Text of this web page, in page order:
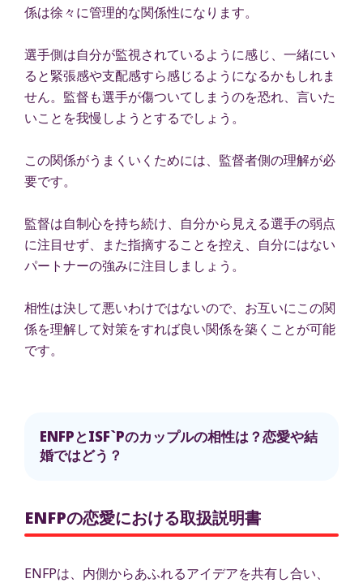
係は徐々に管理的な関係性になります。
選手側は自分が監視されているように感じ、一緒にい
ると緊張感や支配感すら感じるようになるかもしれま
せん。監督も選手が傷ついてしまうのを恐れ、言いた
いことを我慢しようとするでしょう。
この関係がうまくいくためには、監督者側の理解が必
要です。
監督は自制心を持ち続け、自分から見える選手の弱点
に注目せず、また指摘することを控え、自分にはない
パートナーの強みに注目しましょう。
相性は決して悪いわけではないので、お互いにこの関
係を理解して対策をすれば良い関係を築くことが可能
です。
ENFPとISF`Pのカップルの相性は？恋愛や結
婚ではどう？
ENFPの恋愛における取扱説明書
ENFPは、内側からあふれるアイデアを共有し合い、